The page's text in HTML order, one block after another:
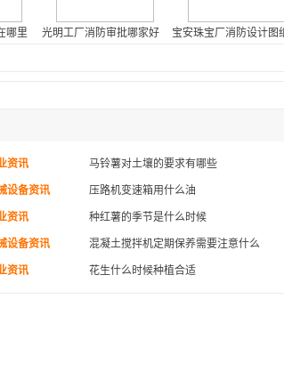
哪里 光明工厂消防审批哪家好 宝安珠宝厂消防设计图
资讯 马铃薯对土壤的要求有哪些
设备资讯 压路机变速箱用什么油
资讯 种红薯的季节是什么时候
设备资讯 混凝土搅拌机定期保养需要注意什么
资讯 花生什么时候种植合适